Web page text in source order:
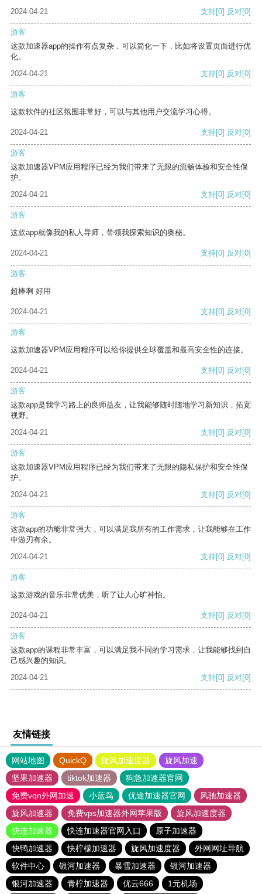
2024-04-21
支持[0] 反对[0]
游客
这款加速器app的操作有点复杂，可以简化一下，比如将设置页面进行优
化。
2024-04-21
支持[0] 反对[0]
游客
这款软件的社区氛围非常好，可以与其他用户交流学习心得。
2024-04-21 支持[0] 反对[0]
游客
这款加速器VPM应用程序已经为我们带来了无限的流畅体验和安全性保
护。
2024-04-21
支持[0] 反对[0]
游客
这款app就像我的私人导师，带领我探索知识的奥秘。
2024-04-21 支持[0] 反对[0]
游客
超棒啊 好用
2024-04-21 支持[0] 反对[0]
游客
这款加速器VPM应用程序可以给你提供全球覆盖和最高安全性的连接。
2024-04-21 支持[0] 反对[0]
游客
这款app是我学习路上的良师益友，让我能够随时随地学习新知识，拓宽
视野。
2024-04-21
支持[0] 反对[0]
游客
这款加速器VPM应用程序已经为我们带来了无限的隐私保护和安全性保
护。
2024-04-21
支持[0] 反对[0]
游客
这款app的功能非常强大，可以满足我所有的工作需求，让我能够在工作
中游刃有余。
2024-04-21
支持[0] 反对[0]
游客
这款游戏的音乐非常优美，听了让人心旷神怡。
2024-04-21 支持[0] 反对[0]
游客
这款app的课程非常丰富，可以满足我不同的学习需求，让我能够找到自
己感兴趣的知识。
2024-04-21
支持[0] 反对[0]
友情链接
网站地图 QuickQ 旋风加速度器
旋风加速
坚果加速器
tiktok加速器
狗急加速器官网
免费vqn外网加速
小蓝鸟 优途加速器官网
风驰加速器
旋风加速器
免费vps加速器外网苹果版
旋风加速度器
快连加速器
快连加速器官网入口
原子加速器
快鸭加速器
快柠檬加速器 旋风加速度器
外网网址导航
软件中心
银河加速器 暴雪加速器
银河加速器
银河加速器
青柠加速器 优云666 1元机场